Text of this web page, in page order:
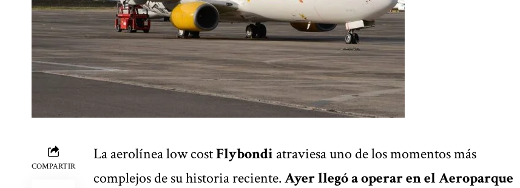
COMPARTIR
La aerolínea low costFlybondi atraviesa uno de los momentos más
complejos de su historia reciente.Ayer llegó a operar en el Aeroparque